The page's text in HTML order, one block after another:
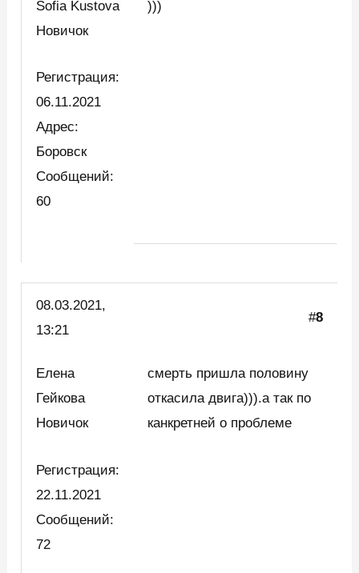
Sofia Kustova
Новичок
Регистрация:
06.11.2021
Адрес:
Боровск
Сообщений:
60
)))
08.03.2021,
13:21
#8
Елена
Гейкова
Новичок
Регистрация:
22.11.2021
Сообщений:
72
смерть пришла половину
откасила двига))).а так по
канкретней о проблеме